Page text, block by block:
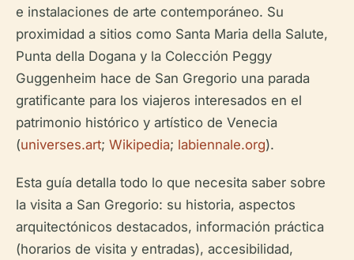
e instalaciones de arte contemporáneo. Su
proximidad a sitios como Santa Maria della Salute,
Punta della Dogana y la Colección Peggy
Guggenheim hace de San Gregorio una parada
gratificante para los viajeros interesados en el
patrimonio histórico y artístico de Venecia
(universes.art; Wikipedia; labiennale.org).
Esta guía detalla todo lo que necesita saber sobre
la visita a San Gregorio: su historia, aspectos
arquitectónicos destacados, información práctica
(horarios de visita y entradas), accesibilidad,